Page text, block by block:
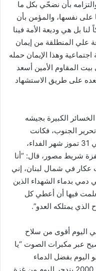
بأن نضحّي بكل ما
نفسها، والمؤمن بأن
بل هي وديعة الأمة فينا
علي المنطلقة من إيمان
وهذا الإيمان حمله
المقاوم الأمين أسعد
على طريق الاستشهاد
الكبيرة بجيشه
الجنوب، فكانت
عمليته في ارنون، صبيحة يوم الأربعاء في 31 تموز شهر الفداء،
شريط مصور، قال: “أنا
في شمال لبنان، إني
بدماء الشهداء الذين
فيها أن أعطي كل
يمتلكه العدو”.
اليوم أقوى من سلاح
عبر مكبرات الصوت “يا
اليوم بفضل الدماء